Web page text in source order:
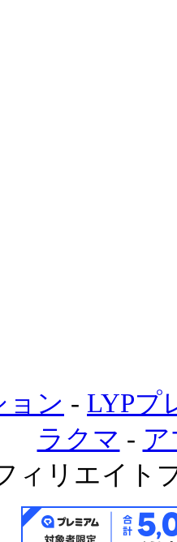
ョン - LYPプ
ラクマ -
ィリエイト